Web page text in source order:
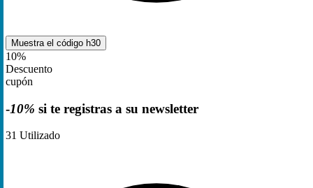
Muestra el código h30
10%
Descuento
cupón
-10% si te registras a su newsletter
31 Utilizado